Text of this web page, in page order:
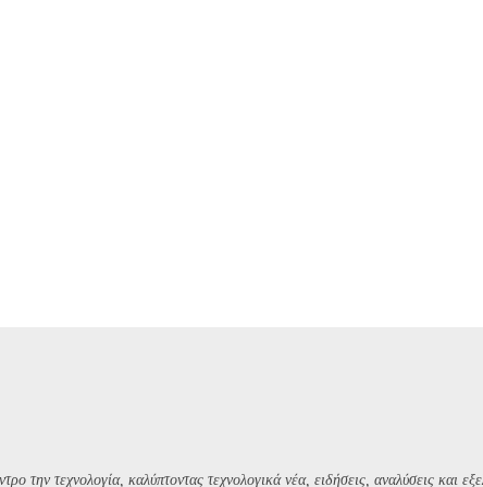
την τεχνολογία, καλύπτοντας τεχνολογικά νέα, ειδήσεις, αναλύσεις και